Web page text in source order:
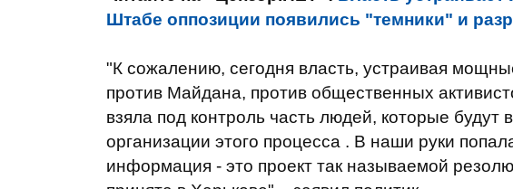
Штабе оппозиции появились "темники" и
"К сожалению, сегодня власть, устраивая
против Майдана, против общественных
взяла под контроль часть людей, которые будут
организации этого процесса . В наши руки
информация - это проект так называемой